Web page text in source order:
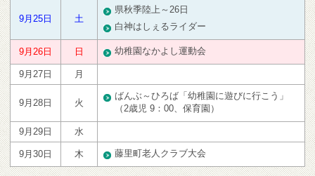
9月25日 土
県秋季陸上～26日
白神はしぇるライダー
9月26日 日 幼稚園なかよし運動会
9月27日 月
9月28日 火
ばんぶ～ひろば「幼稚園に遊びに行こう」
（2歳児 9：00、保育園）
9月29日 水
9月30日 木 藤里町老人クラブ大会